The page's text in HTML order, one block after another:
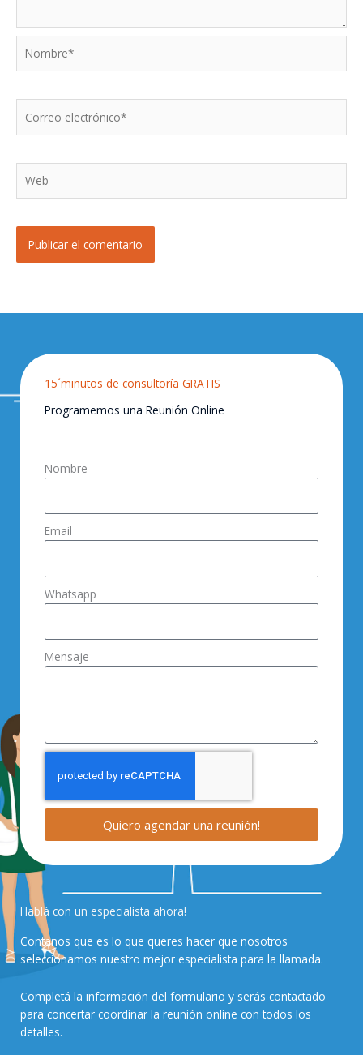
electrónico*
Hablá con un especialista ahora!
Contanos que es lo que queres hacer que nosotros
seleccionamos nuestro mejor especialista para la llamada.
Completá la información del formulario y serás contactado
para concertar coordinar la reunión online con todos los
detalles.
15´minutos de consultoría GRATIS
Programemos una Reunión Online
Nombre
Email
Whatsapp
Mensaje
Quiero agendar una reunión!